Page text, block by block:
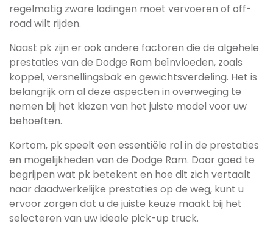
regelmatig zware ladingen moet vervoeren of off-
road wilt rijden.
Naast pk zijn er ook andere factoren die de algehele
prestaties van de Dodge Ram beïnvloeden, zoals
koppel, versnellingsbak en gewichtsverdeling. Het is
belangrijk om al deze aspecten in overweging te
nemen bij het kiezen van het juiste model voor uw
behoeften.
Kortom, pk speelt een essentiële rol in de prestaties
en mogelijkheden van de Dodge Ram. Door goed te
begrijpen wat pk betekent en hoe dit zich vertaalt
naar daadwerkelijke prestaties op de weg, kunt u
ervoor zorgen dat u de juiste keuze maakt bij het
selecteren van uw ideale pick-up truck.